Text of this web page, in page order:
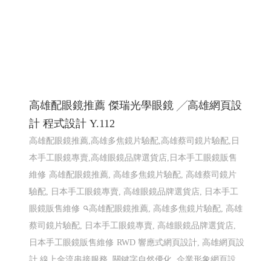
高雄配眼鏡推薦 傑瑞光學眼鏡 ╱高雄網頁設
計 程式設計 Y.112
高雄配眼鏡推薦,高雄多焦鏡片驗配,高雄蔡司鏡片驗配,日
本手工眼鏡專賣,高雄眼鏡品牌選貨店,日本手工眼鏡販售
維修 高雄配眼鏡推薦, 高雄多焦鏡片驗配, 高雄蔡司鏡片
驗配, 日本手工眼鏡專賣, 高雄眼鏡品牌選貨店, 日本手工
眼鏡販售維修
高雄配眼鏡推薦, 高雄多焦鏡片驗配, 高雄
蔡司鏡片驗配, 日本手工眼鏡專賣, 高雄眼鏡品牌選貨店,
日本手工眼鏡販售維修 RWD 響應式網頁設計, 高雄網頁設